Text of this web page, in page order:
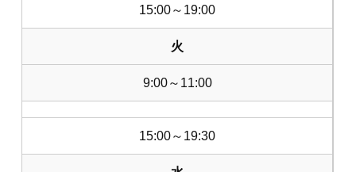
15:00～19:00
火
9:00～11:00
15:00～19:30